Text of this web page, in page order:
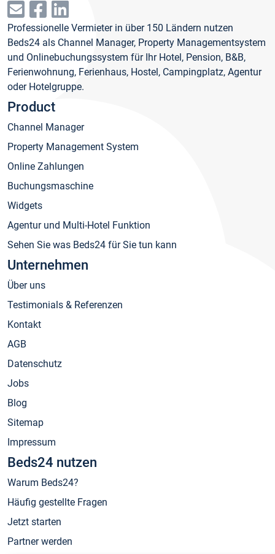
Professionelle Vermieter in über 150 Ländern nutzen
Beds24 als Channel Manager, Property Managementsystem
und Onlinebuchungssystem für Ihr Hotel, Pension, B&B,
Ferienwohnung, Ferienhaus, Hostel, Campingplatz, Agentur
oder Hotelgruppe.
Product
Channel Manager
Property Management System
Online Zahlungen
Buchungsmaschine
Widgets
Agentur und Multi-Hotel Funktion
Sehen Sie was Beds24 für Sie tun kann
Unternehmen
Über uns
Testimonials & Referenzen
Kontakt
AGB
Datenschutz
Jobs
Blog
Sitemap
Impressum
Beds24 nutzen
Warum Beds24?
Häufig gestellte Fragen
Jetzt starten
Partner werden